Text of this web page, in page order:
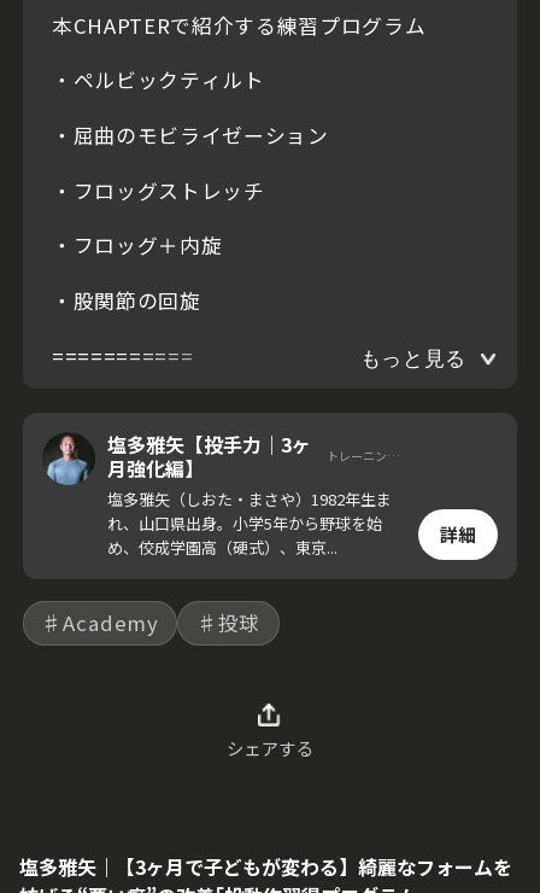
本CHAPTERで紹介する練習プログラム
・ペルビックティルト
・屈曲のモビライゼーション
・フロッグストレッチ
・フロッグ＋内旋
・股関節の回旋
===========
もっと見る
塩多雅矢【投手力｜3ヶ
月強化編】
トレーニングコーチ
塩多雅矢（しおた・まさや）1982年生ま
れ、山口県出身。小学5年から野球を始
め、佼成学園高（硬式）、東京...
詳細
♯Academy ♯投球
シェアする
塩多雅矢｜【3ヶ月で子どもが変わる】綺麗なフォームを